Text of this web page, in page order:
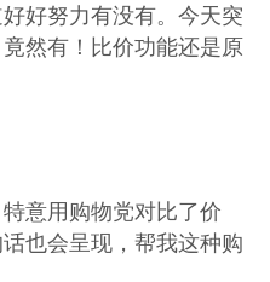
好努力有没有。今天突
然有！比价功能还是原
意用购物党对比了价
也会呈现，帮我这种购